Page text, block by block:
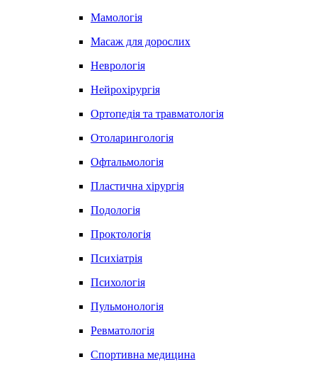
Мамологія
Масаж для дорослих
Неврологія
Нейрохірургія
Ортопедія та травматологія
Отоларингологія
Офтальмологія
Пластична хірургія
Подологія
Проктологія
Психіатрія
Психологія
Пульмонологія
Ревматологія
Спортивна медицина